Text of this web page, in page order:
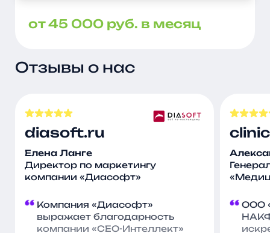
от 45 000 руб. в месяц
Отзывы о нас
diasoft.ru
Елена Ланге
Директор по маркетингу
компании «Диасофт»
Компания «Диасофт»
выражает благодарность
компании «СЕО-Интеллект»
ООО